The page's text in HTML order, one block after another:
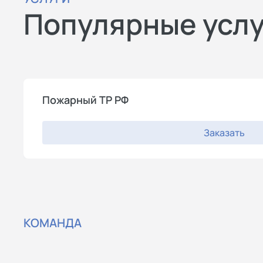
Популярные
Пожарный ТР РФ
Заказать
КОМАНДА